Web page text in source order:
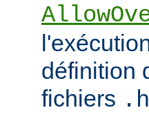
définition
fichiers